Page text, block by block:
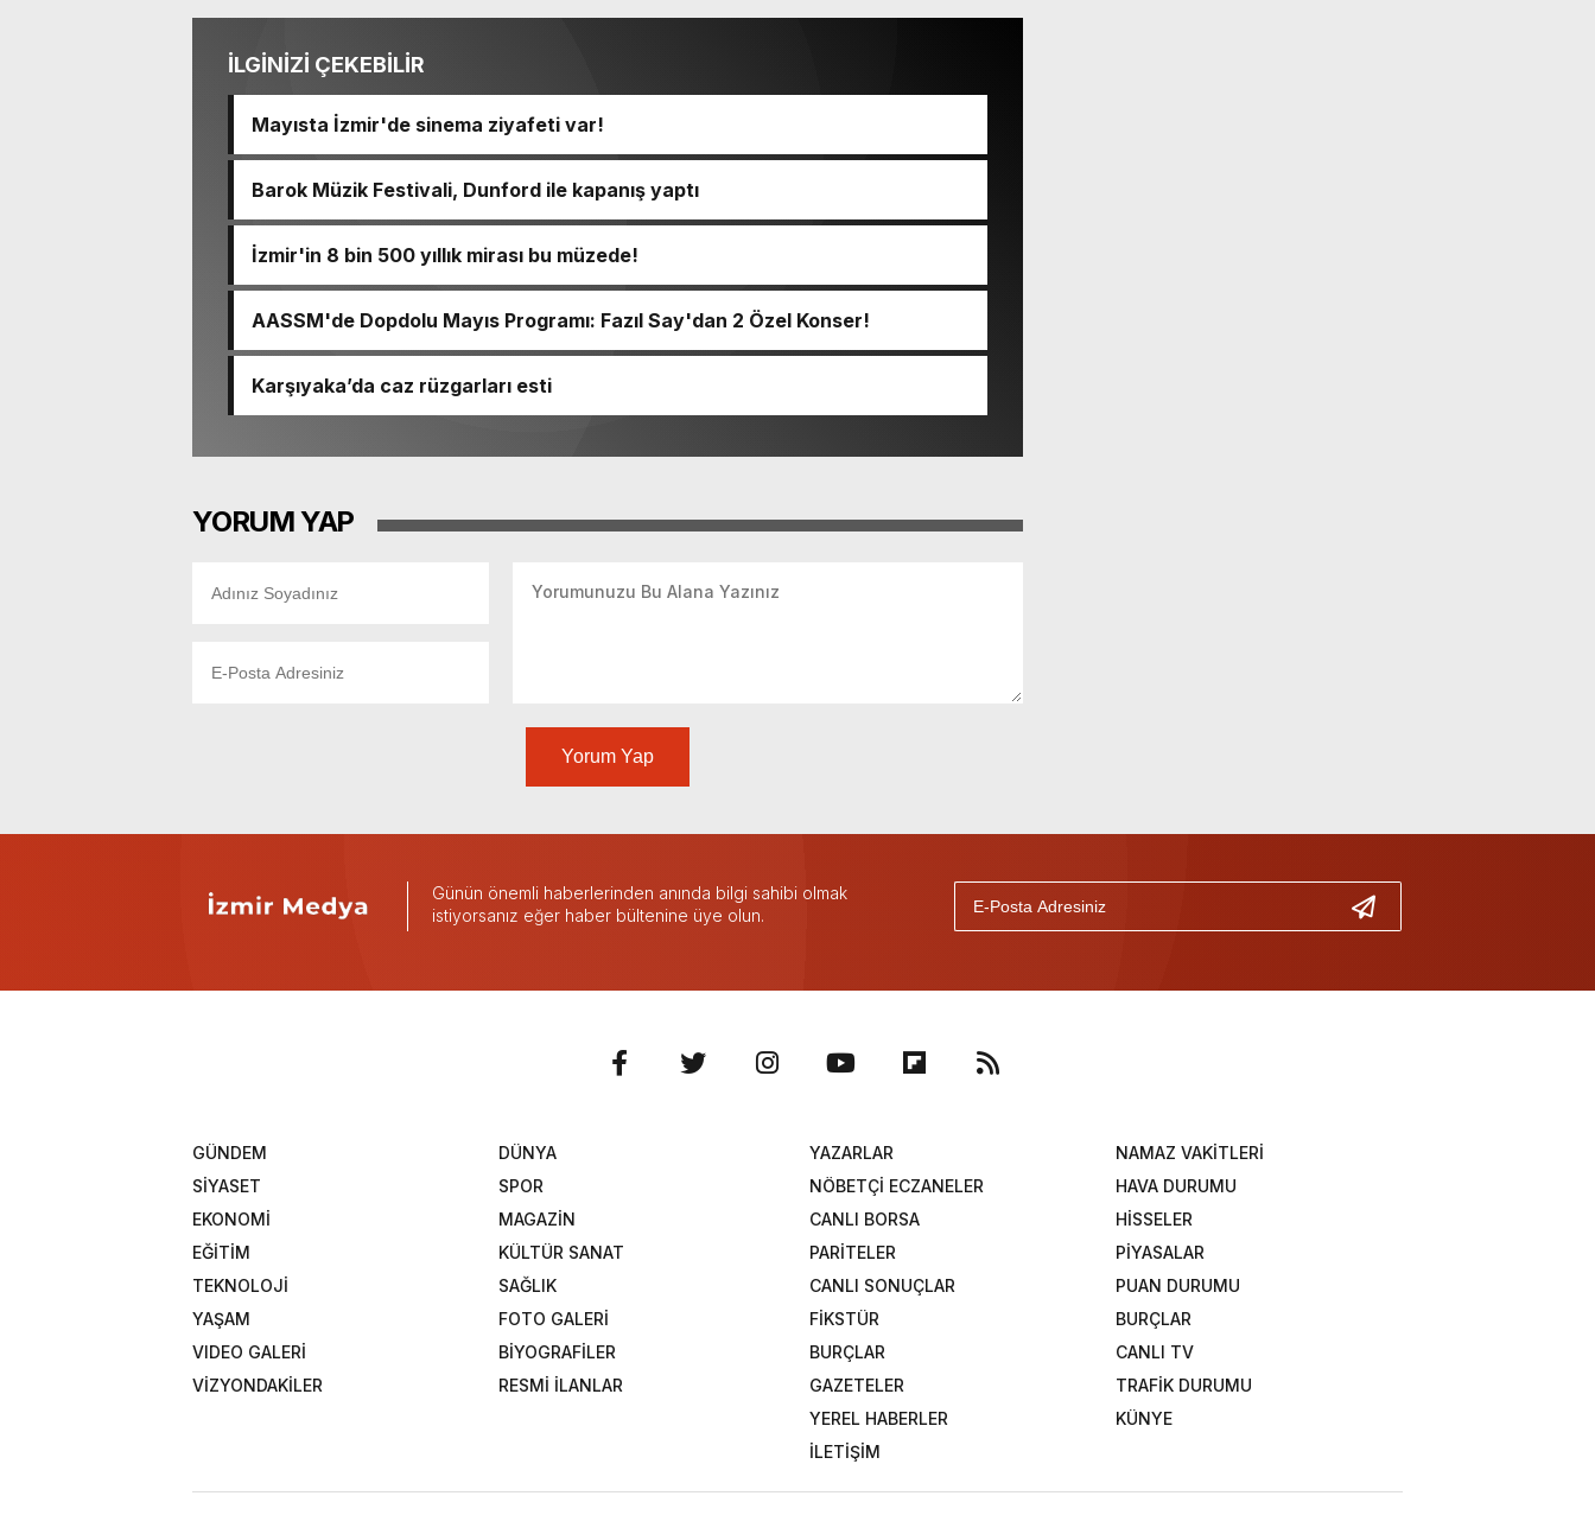
İLGİNİZİ ÇEKEBİLİR
Mayısta İzmir'de sinema ziyafeti var!
Barok Müzik Festivali, Dunford ile kapanış yaptı
İzmir'in 8 bin 500 yıllık mirası bu müzede!
AASSM'de Dopdolu Mayıs Programı: Fazıl Say'dan 2 Özel Konser!
Karşıyaka’da caz rüzgarları esti
YORUM YAP
Yorum Yap
Günün önemli haberlerinden anında bilgi sahibi olmak
istiyorsanız eğer haber bültenine üye olun.
GÜNDEM
DÜNYA
SİYASET
SPOR
EKONOMİ
MAGAZİN
EĞİTİM
KÜLTÜR SANAT
TEKNOLOJİ
SAĞLIK
YAŞAM
FOTO GALERİ
VIDEO GALERİ
BİYOGRAFİLER
VİZYONDAKİLER
RESMİ İLANLAR
YAZARLAR
NAMAZ VAKİTLERİ
NÖBETÇİ ECZANELER
HAVA DURUMU
CANLI BORSA
HİSSELER
PARİTELER
PİYASALAR
CANLI SONUÇLAR
PUAN DURUMU
FİKSTÜR
BURÇLAR
BURÇLAR
CANLI TV
GAZETELER
TRAFİK DURUMU
YEREL HABERLER
KÜNYE
İLETİŞİM